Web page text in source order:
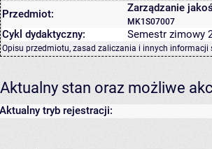
Przedmiot: Zarządzanie
MK1S07007
Cykl dydaktyczny: Semestr zimowy
Opisu przedmiotu, zasad zaliczania i innych informacji
Aktualny stan oraz możliwe
Aktualny tryb rejestracji: